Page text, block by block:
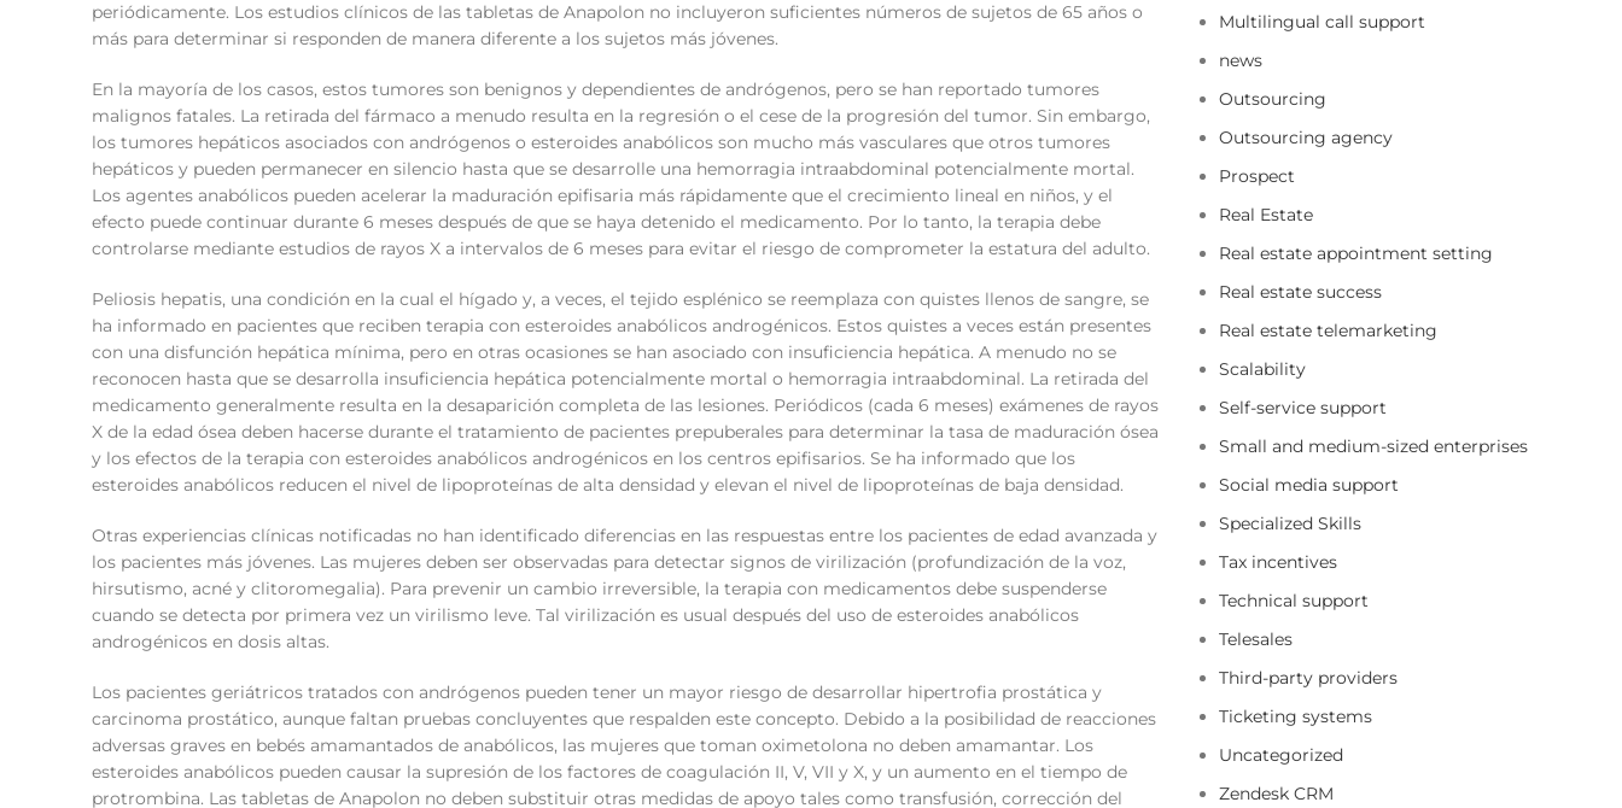
periódicamente. Los estudios clínicos de las tabletas de Anapolon no incluyeron suficientes números de sujetos de 65 años o
más para determinar si responden de manera diferente a los sujetos más jóvenes.
En la mayoría de los casos, estos tumores son benignos y dependientes de andrógenos, pero se han reportado tumores
malignos fatales. La retirada del fármaco a menudo resulta en la regresión o el cese de la progresión del tumor. Sin embargo,
los tumores hepáticos asociados con andrógenos o esteroides anabólicos son mucho más vasculares que otros tumores
hepáticos y pueden permanecer en silencio hasta que se desarrolle una hemorragia intraabdominal potencialmente mortal.
Los agentes anabólicos pueden acelerar la maduración epifisaria más rápidamente que el crecimiento lineal en niños, y el
efecto puede continuar durante 6 meses después de que se haya detenido el medicamento. Por lo tanto, la terapia debe
controlarse mediante estudios de rayos X a intervalos de 6 meses para evitar el riesgo de comprometer la estatura del adulto.
Peliosis hepatis, una condición en la cual el hígado y, a veces, el tejido esplénico se reemplaza con quistes llenos de sangre, se
ha informado en pacientes que reciben terapia con esteroides anabólicos androgénicos. Estos quistes a veces están presentes
con una disfunción hepática mínima, pero en otras ocasiones se han asociado con insuficiencia hepática. A menudo no se
reconocen hasta que se desarrolla insuficiencia hepática potencialmente mortal o hemorragia intraabdominal. La retirada del
medicamento generalmente resulta en la desaparición completa de las lesiones. Periódicos (cada 6 meses) exámenes de rayos
X de la edad ósea deben hacerse durante el tratamiento de pacientes prepuberales para determinar la tasa de maduración ósea
y los efectos de la terapia con esteroides anabólicos androgénicos en los centros epifisarios. Se ha informado que los
esteroides anabólicos reducen el nivel de lipoproteínas de alta densidad y elevan el nivel de lipoproteínas de baja densidad.
Otras experiencias clínicas notificadas no han identificado diferencias en las respuestas entre los pacientes de edad avanzada y
los pacientes más jóvenes. Las mujeres deben ser observadas para detectar signos de virilización (profundización de la voz,
hirsutismo, acné y clitoromegalia). Para prevenir un cambio irreversible, la terapia con medicamentos debe suspenderse
cuando se detecta por primera vez un virilismo leve. Tal virilización es usual después del uso de esteroides anabólicos
androgénicos en dosis altas.
Los pacientes geriátricos tratados con andrógenos pueden tener un mayor riesgo de desarrollar hipertrofia prostática y
carcinoma prostático, aunque faltan pruebas concluyentes que respalden este concepto. Debido a la posibilidad de reacciones
adversas graves en bebés amamantados de anabólicos, las mujeres que toman oximetolona no deben amamantar. Los
esteroides anabólicos pueden causar la supresión de los factores de coagulación II, V, VII y X, y un aumento en el tiempo de
protrombina. Las tabletas de Anapolon no deben substituir otras medidas de apoyo tales como transfusión, corrección del
Multilingual call support
news
Outsourcing
Outsourcing agency
Prospect
Real Estate
Real estate appointment setting
Real estate success
Real estate telemarketing
Scalability
Self-service support
Small and medium-sized enterprises
Social media support
Specialized Skills
Tax incentives
Technical support
Telesales
Third-party providers
Ticketing systems
Uncategorized
Zendesk CRM